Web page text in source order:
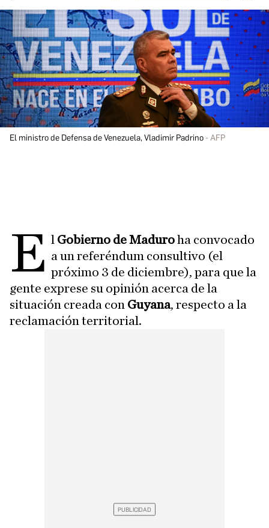
El ministro de Defensa de Venezuela, Vladimir Padrino AFP
E l Gobierno de Maduroha convocado
a un referéndum consultivo (el
próximo 3 de diciembre), para que la
gente exprese su opinión acerca de la
situación creada con Guyana, respecto a la
reclamación territorial.